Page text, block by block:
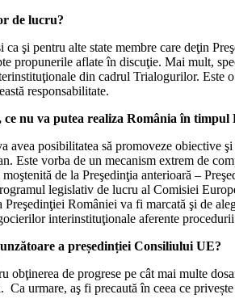
de lucru?
şi pentru alte state membre care deţin
propunerile aflate în discuţie. Mai mult,
din cadrul Trialogurilor. Este
responsabilitate.
nu va putea realiza România în timpul
posibilitatea să promoveze obiective
vorba de un mecanism extrem de
de la Preşedinţia anterioară –
legislativ de lucru al Comisiei
României va fi marcată şi de
interinstituţionale aferente
a președinției Consiliului UE?
de progrese pe cât mai multe
urmare, aş fi precaută în ceea ce